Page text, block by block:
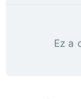
Ez a